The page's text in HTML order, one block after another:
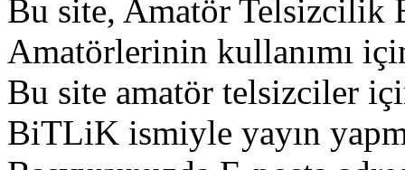
Bu site, Amatör Telsizcilik
Amatörlerinin kullanımı
Bu site amatör telsizciler
BiTLiK ismiyle yayın